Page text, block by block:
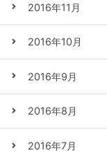
2016年11月
2016年10月
2016年9月
2016年8月
2016年7月